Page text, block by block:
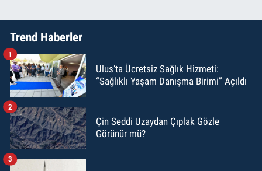
Trend Haberler
Ulus’ta Ücretsiz Sağlık Hizmeti:
“Sağlıklı Yaşam Danışma Birimi” Açıldı
1
Çin Seddi Uzaydan Çıplak Gözle
Görünür mü?
2
3